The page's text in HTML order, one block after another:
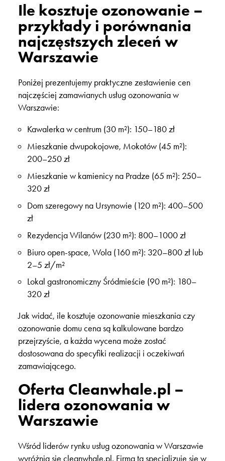
Ile kosztuje ozonowanie –
przykłady i porównania
najczęstszych zleceń w
Warszawie
Poniżej prezentujemy praktyczne zestawienie cen
najczęściej zamawianych usług ozonowania w
Warszawie:
Kawalerka w centrum (30 m²): 150–180 zł
Mieszkanie dwupokojowe, Mokotów (45 m²):
200–250 zł
Mieszkanie w kamienicy na Pradze (65 m²): 250–
320 zł
Dom szeregowy na Ursynowie (120 m²): 400–500
zł
Rezydencja Wilanów (230 m²): 800–1000 zł
Biuro open-space, Wola (160 m²): 320–800 zł lub
2–5 zł/m²
Lokal gastronomiczny Śródmieście (90 m²): 180–
320 zł
Jak widać, ile kosztuje ozonowanie mieszkania czy
ozonowanie domu cena są kalkulowane bardzo
przejrzyście, a każda wycena może zostać
dostosowana do specyfiki realizacji i oczekiwań
zamawiającego.
Oferta Cleanwhale.pl –
lidera ozonowania w
Warszawie
Wśród liderów rynku usług ozonowania w Warszawie
wyróżnia się cleanwhale.pl. Firma ta specjalizuje się w